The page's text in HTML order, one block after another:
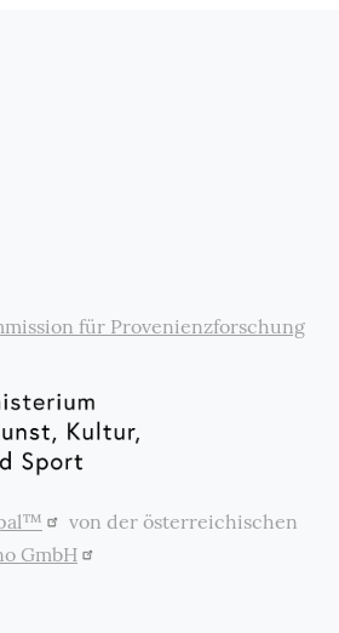
für Provenienzforschung
von der österreichischen
GmbH